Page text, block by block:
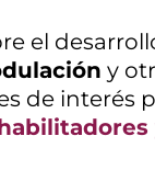
el
y
de interés